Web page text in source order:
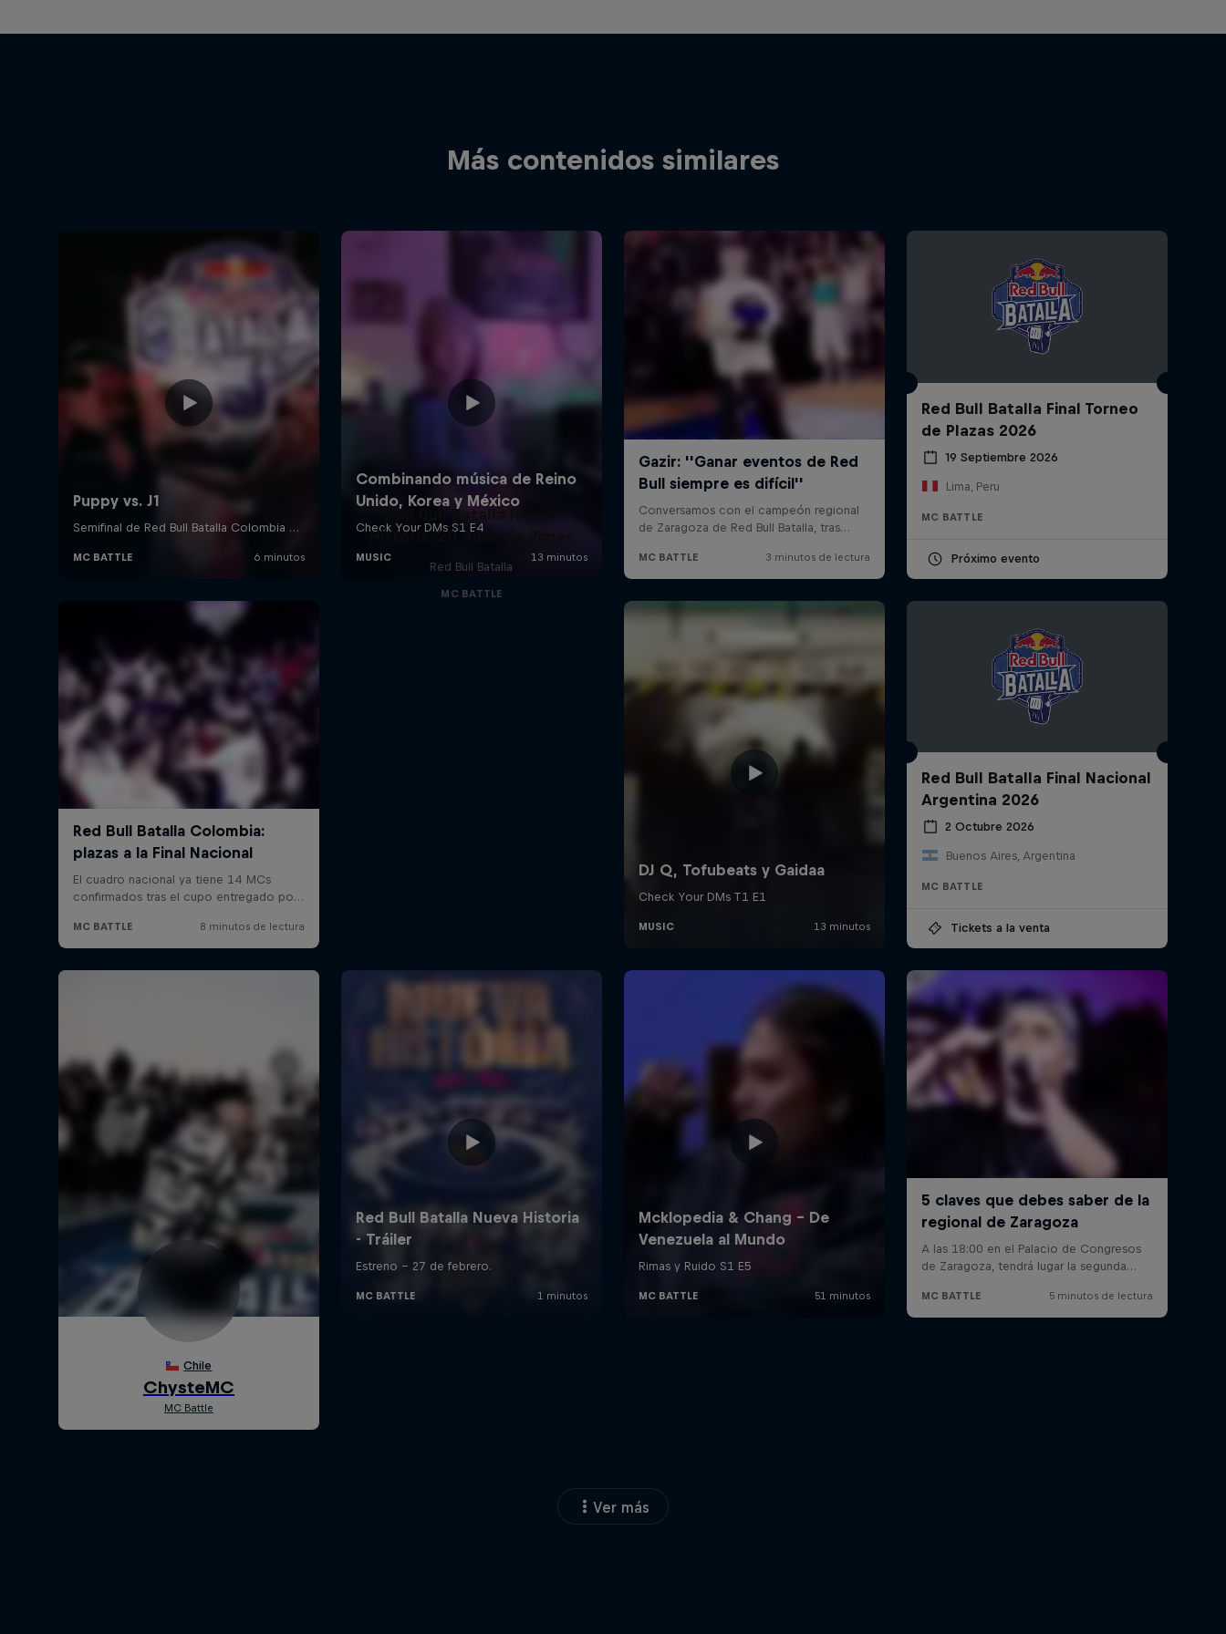
Más contenidos similares
Red Bull Batalla Final Torneo
de Plazas 2026
19 Septiembre 2026
Lima, Peru
MC BATTLE
Próximo evento
Red Bull Batalla Nueva
Historia: 20 Años de Rimas
Red Bull Batalla
MC BATTLE
Red Bull Batalla Final Nacional
Argentina 2026
2 Octubre 2026
Buenos Aires, Argentina
MC BATTLE
Tickets a la venta
Ver más